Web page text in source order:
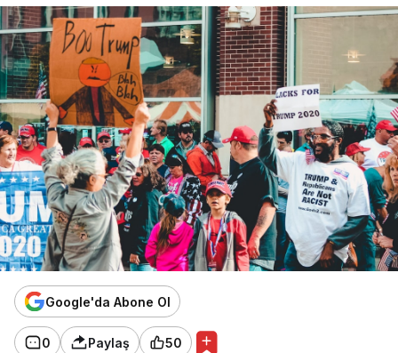
Google'da Abone Ol
0 Paylaş 50